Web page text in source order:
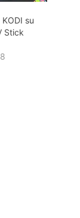
su
Stick